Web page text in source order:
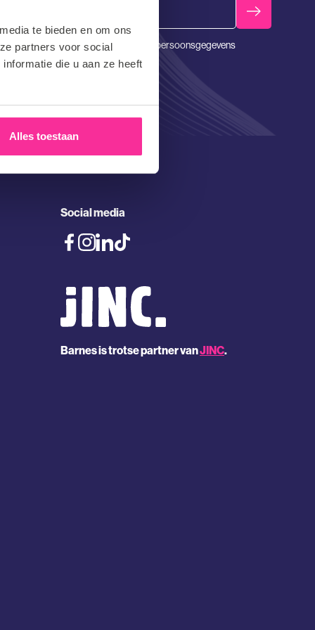
te bieden en om ons
partners voor social
die u aan ze heeft
Alles toestaan
gaat ten alle tijden strikt om met persoonsgegevens
zal deze nooit delen met 3en
Social media
Barnes is trotse partner vanJINC.